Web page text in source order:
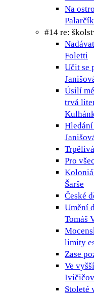
Na
#14 re:
Foletti
Učit se
Úsilí
trvá
Pro
Šarše
České
Umění
Tomáš
limity
Zase
Ve
Stoleté